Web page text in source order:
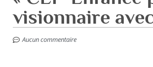
visionnaire
Aucun commentaire